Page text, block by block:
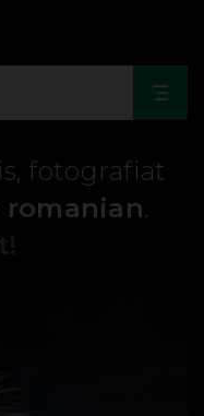
fotografiat
romanian.